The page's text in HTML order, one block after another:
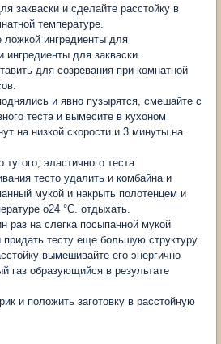
закваски и сделайте расстойку в
температуре.
ингредиенты для
ингредиенты для закваски.
для созревания при комнатной
и явно пузырятся, смешайте с
теста и вымесите в кухоном
на низкой скорости и 3 минуты на
эластичного теста.
тесто удалить и комбайна и
мукой и накрыть полотенцем и
о24 °C. отдыхать.
раз на слегка посыпанной мукой
придать тесту еще большую структуру.
вымешивайте его энергично
газ образующийся в результате
и положить заготовку в расстойную